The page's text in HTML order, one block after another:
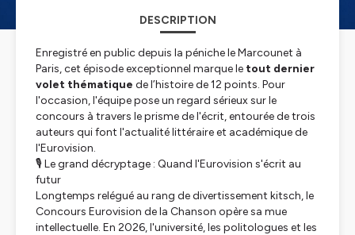
DESCRIPTION
Enregistré en public depuis la péniche le Marcounet à
Paris, cet épisode exceptionnel marque le tout dernier
volet thématique de l’histoire de12 points. Pour
l'occasion, l'équipe pose un regard sérieux sur le
concours à travers le prisme de l'écrit, entourée de trois
auteurs qui font l'actualité littéraire et académique de
l'Eurovision.
🎙️ Le grand décryptage : Quand l'Eurovision s'écrit au
futur
Longtemps relégué au rang de divertissement kitsch, le
Concours Eurovision de la Chanson opère sa mue
intellectuelle. En 2026, l'université, les politologues et les